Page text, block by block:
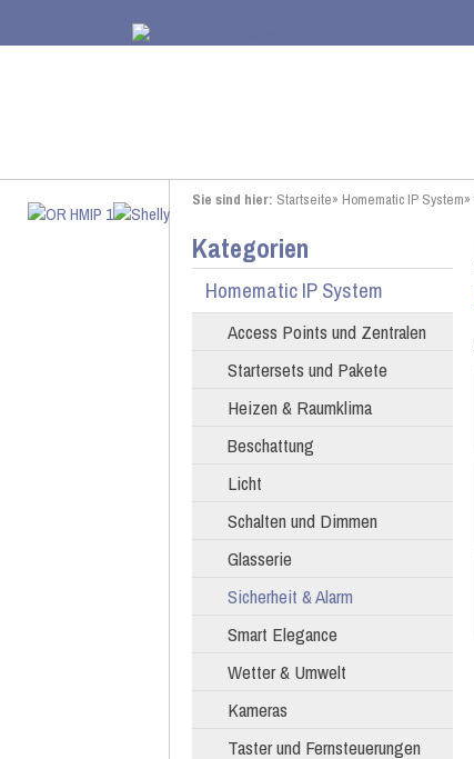
Sie sind hier: Startseite» Homematic IP System»
Kategorien
Homematic IP System
Access Points und Zentralen
Startersets und Pakete
Heizen & Raumklima
Beschattung
Licht
Schalten und Dimmen
Glasserie
Sicherheit & Alarm
Smart Elegance
Wetter & Umwelt
Kameras
Taster und Fernsteuerungen